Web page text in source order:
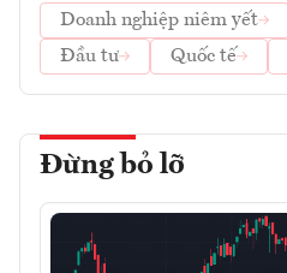
Doanh nghiệp niêm yết
Đầu tư
Quốc tế
Đừng bỏ lỡ